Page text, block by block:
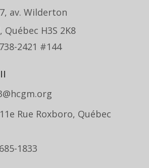
av. Wilderton
H3S 2K8
2421 #144
Rue Roxboro, Québec
1833